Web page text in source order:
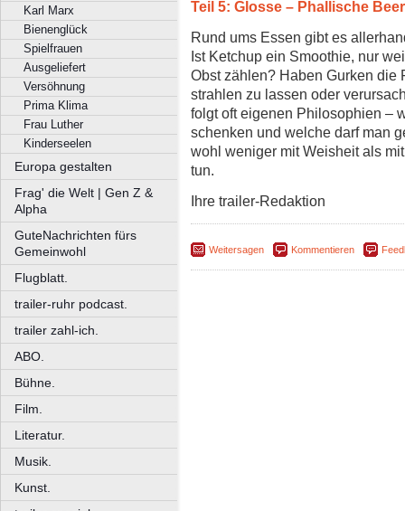
Karl Marx
Bienenglück
Spielfrauen
Ausgeliefert
Versöhnung
Prima Klima
Frau Luther
Kinderseelen
Europa gestalten
Frag' die Welt | Gen Z &
Alpha
GuteNachrichten fürs
Gemeinwohl
Flugblatt.
trailer-ruhr podcast.
trailer zahl-ich.
ABO.
Bühne.
Film.
Literatur.
Musik.
Kunst.
Teil 5: Glosse – Phallische
Rund ums Essen gibt es
Ist Ketchup ein Smoothie, nur
Obst zählen? Haben Gurken die
strahlen zu lassen oder
folgt oft eigenen Philosophien –
schenken und welche darf man
wohl weniger mit Weisheit als
tun.
Ihre trailer-Redaktion
Weitersagen Kommentieren